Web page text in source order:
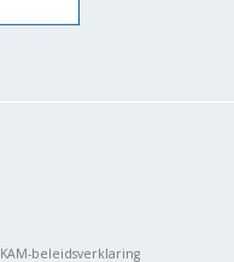
KAM-beleidsverklaring